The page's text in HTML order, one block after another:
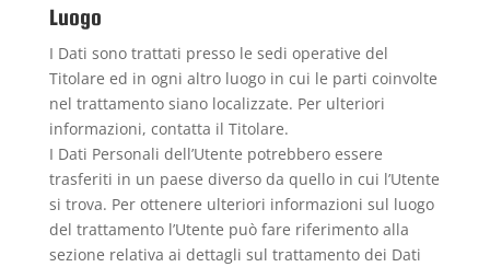
Luogo
I Dati sono trattati presso le sedi operative del
Titolare ed in ogni altro luogo in cui le parti coinvolte
nel trattamento siano localizzate. Per ulteriori
informazioni, contatta il Titolare.
I Dati Personali dell’Utente potrebbero essere
trasferiti in un paese diverso da quello in cui l’Utente
si trova. Per ottenere ulteriori informazioni sul luogo
del trattamento l’Utente può fare riferimento alla
sezione relativa ai dettagli sul trattamento dei Dati